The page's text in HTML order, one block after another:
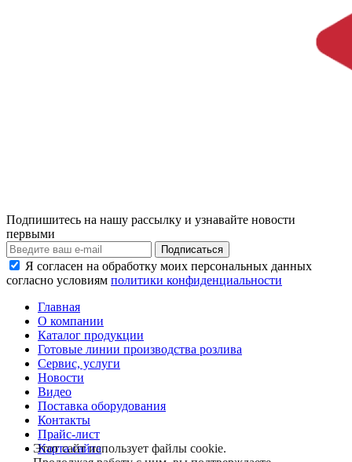
Подпишитесь на нашу рассылку и узнавайте новости
первыми
Я согласен на обработку моих персональных данных
согласно условиям политики конфиденциальности
Главная
О компании
Каталог продукции
Готовые линии производства розлива
Сервис, услуги
Новости
Видео
Поставка оборудования
Контакты
Прайс-лист
Карта сайта
Этот сайт использует файлы cookie.